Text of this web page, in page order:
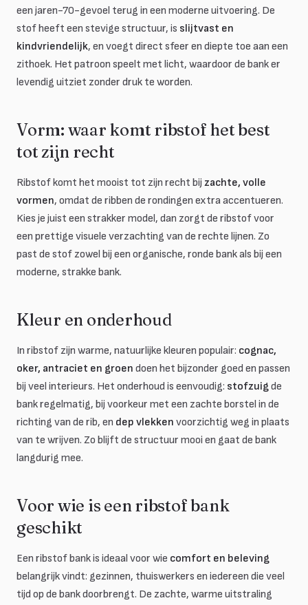
een jaren-70-gevoel terug in een moderne uitvoering. De
stof heeft een stevige structuur, is slijtvast en
kindvriendelijk, en voegt direct sfeer en diepte toe aan een
zithoek. Het patroon speelt met licht, waardoor de bank er
levendig uitziet zonder druk te worden.
Vorm: waar komt ribstof het best
tot zijn recht
Ribstof komt het mooist tot zijn recht bij zachte, volle
vormen, omdat de ribben de rondingen extra accentueren.
Kies je juist een strakker model, dan zorgt de ribstof voor
een prettige visuele verzachting van de rechte lijnen. Zo
past de stof zowel bij een organische, ronde bank als bij een
moderne, strakke bank.
Kleur en onderhoud
In ribstof zijn warme, natuurlijke kleuren populair: cognac,
oker, antraciet en groen doen het bijzonder goed en passen
bij veel interieurs. Het onderhoud is eenvoudig: stofzuigde
bank regelmatig, bij voorkeur met een zachte borstel in de
richting van de rib, en dep vlekken voorzichtig weg in plaats
van te wrijven. Zo blijft de structuur mooi en gaat de bank
langdurig mee.
Voor wie is een ribstof bank
geschikt
Een ribstof bank is ideaal voor wie comfort en beleving
belangrijk vindt: gezinnen, thuiswerkers en iedereen die veel
tijd op de bank doorbrengt. De zachte, warme uitstraling